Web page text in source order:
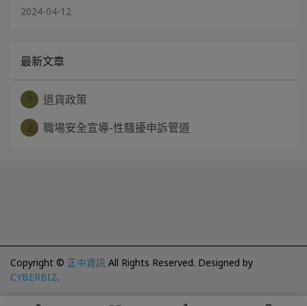
2024-04-12
最新文章
退貨政策
職場安全宣導-性騷擾申訴管道
Copyright © 正中資訊 All Rights Reserved. Designed by
CYBERBIZ.